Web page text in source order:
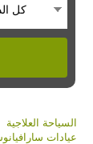
كل
السياحة العلاجية
عيادات